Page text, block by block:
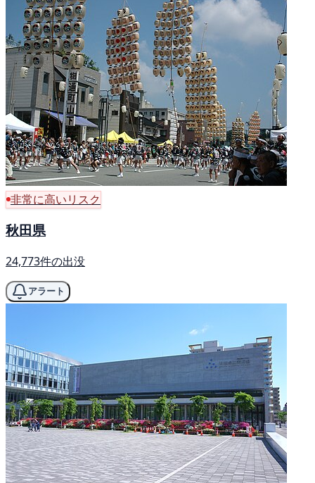
非常に高いリスク
秋田県
24,773件の出没
アラート